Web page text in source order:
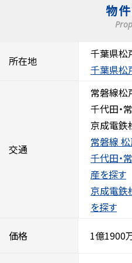
物
所在地
千葉県松
千葉県松
交通
常磐線松
千代田・
京成電鉄
常磐線
千代田・
産を探す
京成電鉄
を探す
価格 1億1900